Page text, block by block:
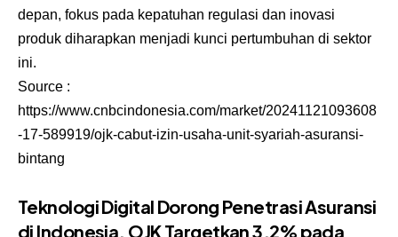
depan, fokus pada kepatuhan regulasi dan inovasi
produk diharapkan menjadi kunci pertumbuhan di sektor
ini.
Source :
https://www.cnbcindonesia.com/market/20241121093608
-17-589919/ojk-cabut-izin-usaha-unit-syariah-asuransi-
bintang
Teknologi Digital Dorong Penetrasi Asuransi
di Indonesia, OJK Targetkan 3,2% pada